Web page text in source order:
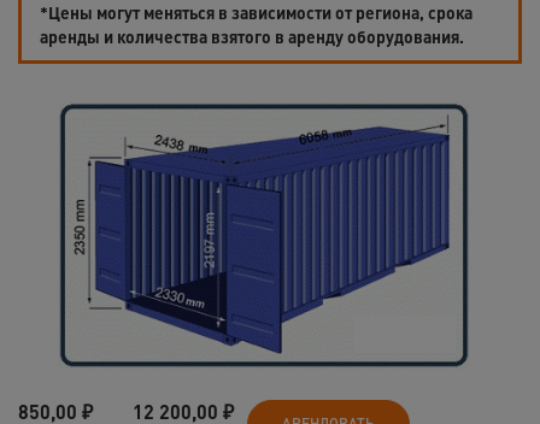
*Цены могут меняться в зависимости от региона, срока
аренды и количества взятого в аренду оборудования.
850,00 ₽ 12 200,00 ₽